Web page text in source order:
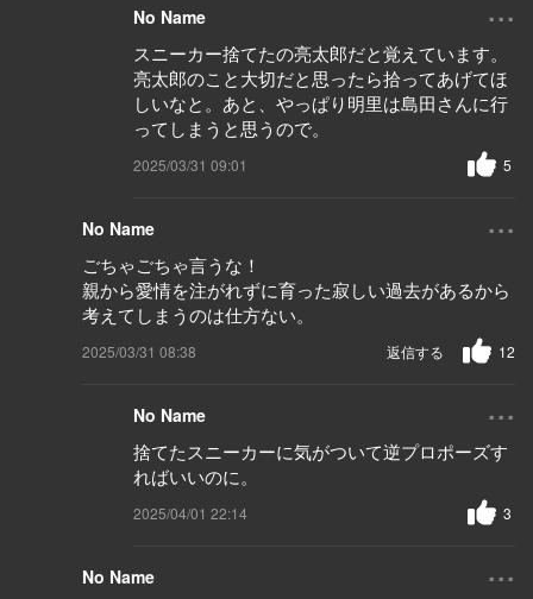
No Name
スニーカー捨てたの亮太郎だと覚えています。
亮太郎のこと大切だと思ったら拾ってあげてほ
しいなと。あと、やっぱり明里は島田さんに行
ってしまうと思うので。
2025/03/31 09:01 5
No Name ...
ごちゃごちゃ言うな！
親から愛情を注がれずに育った寂しい過去があるから
考えてしまうのは仕方ない。
2025/03/31 08:38 12
返信する
No Name ...
捨てたスニーカーに気がついて逆プロポーズす
ればいいのに。
2025/04/01 22:14 3
No Name ...